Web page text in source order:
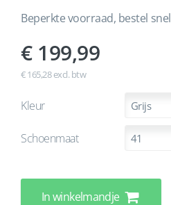
Beperkte voorraad, bestel snel
199,99
€ 165,28 excl. btw
Kleur Grijs
Schoenmaat 41
In winkelmandje